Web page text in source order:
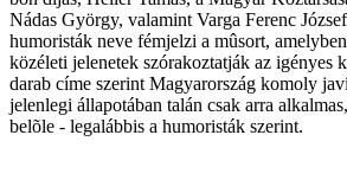
Nádas György, valamint Varga Ferenc
humoristák neve fémjelzi a mûsort,
közéleti jelenetek szórakoztatják az igényes
darab címe szerint Magyarország komoly
jelenlegi állapotában talán csak arra
belõle - legalábbis a humoristák szerint.